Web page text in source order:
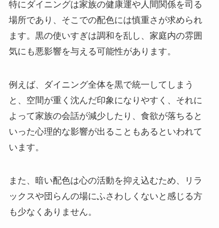
特にダイニングは家族の健康運や人間関係を司る
場所であり、そこでの配色には慎重さが求められ
ます。黒の使いすぎは調和を乱し、家庭内の雰囲
気にも悪影響を与える可能性があります。
例えば、ダイニング全体を黒で統一してしまう
と、空間が重く沈んだ印象になりやすく、それに
よって家族の会話が減少したり、食欲が落ちると
いった心理的な影響が出ることもあるといわれて
います。
また、暗い配色は心の活動を抑え込むため、リラ
ックスや団らんの場にふさわしくないと感じる方
も少なくありません。